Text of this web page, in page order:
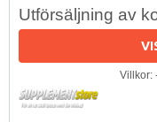
Utförsäljning av
Villkor: